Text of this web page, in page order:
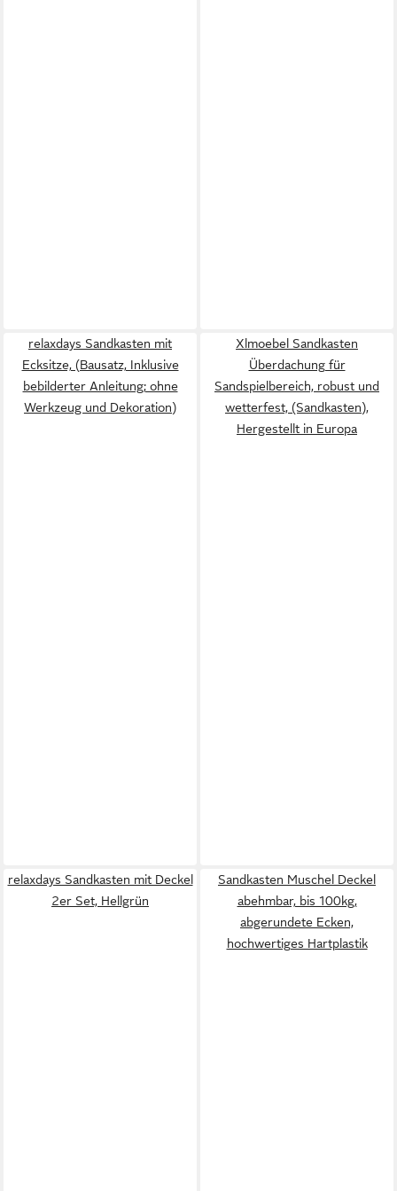
relaxdays Sandkasten mit
Ecksitze, (Bausatz, Inklusive
bebilderter Anleitung; ohne
Werkzeug und Dekoration)
Xlmoebel Sandkasten
Überdachung für
Sandspielbereich, robust und
wetterfest, (Sandkasten),
Hergestellt in Europa
relaxdays Sandkasten mit Deckel
2er Set, Hellgrün
Sandkasten Muschel Deckel
abehmbar, bis 100kg,
abgerundete Ecken,
hochwertiges Hartplastik